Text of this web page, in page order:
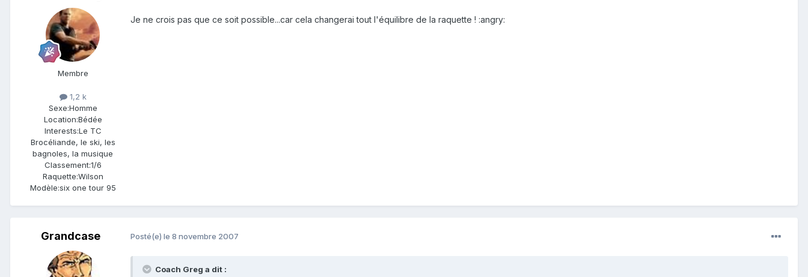
Membre
1,2 k
Sexe:Homme
Location:Bédée
Interests:Le TC
Brocéliande, le ski, les
bagnoles, la musique
Classement:1/6
Raquette:Wilson
Modèle:six one tour 95
Je ne crois pas que ce soit possible...car cela changerai tout l'équilibre de la raquette ! :angry:
Grandcase Posté(e) le 8 novembre 2007
Coach Greg a dit :